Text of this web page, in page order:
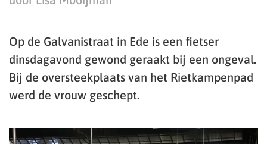
Op de Galvanistraat in Ede is een fietser
dinsdagavond gewond geraakt bij een ongeval.
Bij de oversteekplaats van het Rietkampenpad
werd de vrouw geschept.